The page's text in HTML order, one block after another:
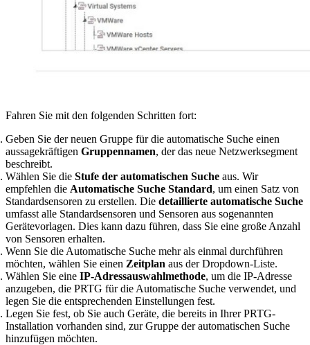
Fahren Sie mit den folgenden Schritten fort:
Geben Sie der neuen Gruppe für die automatische Suche einen
aussagekräftigen Gruppennamen, der das neue Netzwerksegment
beschreibt.
Wählen Sie die Stufe der automatischen Suche aus. Wir
empfehlen die Automatische Suche Standard, um einen Satz von
Standardsensoren zu erstellen. Die detaillierte automatische Suche
umfasst alle Standardsensoren und Sensoren aus sogenannten
Gerätevorlagen. Dies kann dazu führen, dass Sie eine große Anzahl
von Sensoren erhalten.
Wenn Sie die Automatische Suche mehr als einmal durchführen
möchten, wählen Sie einen Zeitplan aus der Dropdown-Liste.
Wählen Sie eine IP-Adressauswahlmethode, um die IP-Adresse
anzugeben, die PRTG für die Automatische Suche verwendet, und
legen Sie die entsprechenden Einstellungen fest.
Legen Sie fest, ob Sie auch Geräte, die bereits in Ihrer PRTG-
Installation vorhanden sind, zur Gruppe der automatischen Suche
hinzufügen möchten.